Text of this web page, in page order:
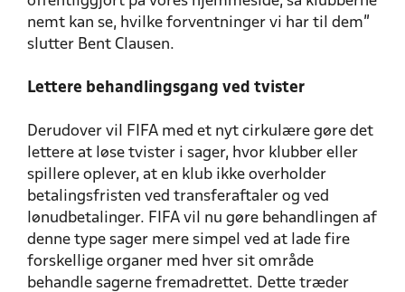
nemt kan se, hvilke forventninger vi har til dem”
slutter Bent Clausen.
Lettere behandlingsgang ved tvister
Derudover vil FIFA med et nyt cirkulære gøre det
lettere at løse tvister i sager, hvor klubber eller
spillere oplever, at en klub ikke overholder
betalingsfristen ved transferaftaler og ved
lønudbetalinger. FIFA vil nu gøre behandlingen af
denne type sager mere simpel ved at lade fire
forskellige organer med hver sit område
behandle sagerne fremadrettet. Dette træder